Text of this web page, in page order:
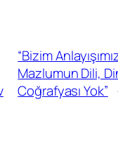
“Bizim
Mazlumun Dili,
Coğrafyası Yok”